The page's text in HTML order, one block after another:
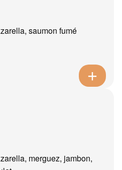
saumon fumé
merguez, jambon,